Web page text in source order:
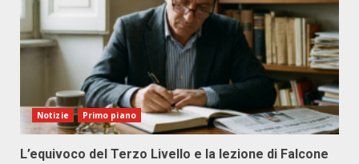
Notizie Primo piano
L’equivoco del Terzo Livello e la lezione di Falcone